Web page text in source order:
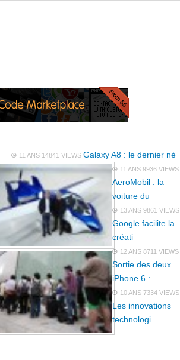
11 ANS 14841 VIEWS Galaxy A8 : le dernier né
11 ANS 9936 VIEWS
AeroMobil : la
voiture du
13 ANS 9861 VIEWS
Google facilite la
créati
12 ANS 8711 VIEWS
Sortie des deux
iPhone 6 :
10 ANS 7334 VIEWS
Les innovations
technologi